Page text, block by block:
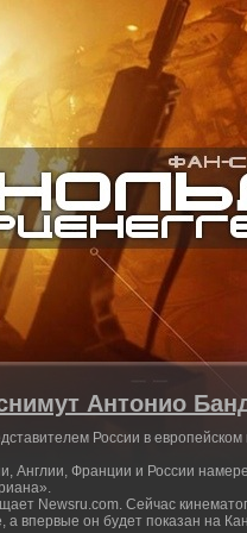
Антонио
России в
Франции и России
Newsru.com. Сейчас
впервые он будет показан на